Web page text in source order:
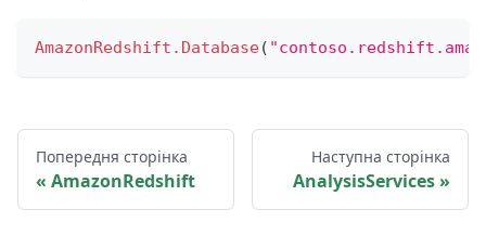
AmazonRedshift.Database(
Попередня сторінка
AmazonRedshift
Наступна сторінка
AnalysisServices